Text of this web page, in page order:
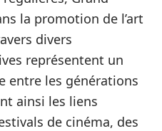
la promotion de l’art
divers
représentent un
entre les générations
ainsi les liens
de cinéma, des